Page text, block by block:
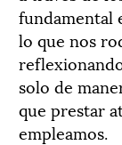
fundamental
lo que nos
solo de
que prestar
empleamos.